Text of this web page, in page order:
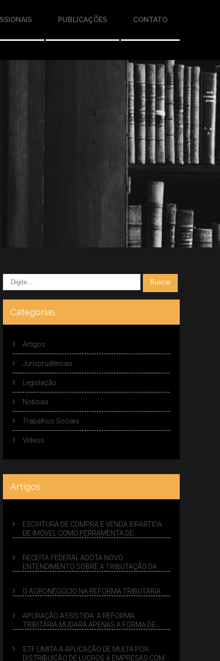
PUBLICAÇÕES CONTATO
Categorias
Artigos
Jurisprudências
Legislação
Notícias
Trabalhos Sociais
Vídeos
Artigos
ESCRITURA DE COMPRA E VENDA BIPARTIDA
DE IMÓVEL COMO FERRAMENTA DE
RECEITA FEDERAL ADOTA NOVO
ENTENDIMENTO SOBRE A TRIBUTAÇÃO DA
O AGRONEGÓCIO NA REFORMA TRIBUTÁRIA
APURAÇÃO ASSISTIDA: A REFORMA
TRIBITÁRIA MUDARÁ APENAS A FORMA DE
STF LIMITA A APLICAÇÃO DE MULTA POR
DISTRIBUIÇÃO DE LUCROS A EMPRESAS COM